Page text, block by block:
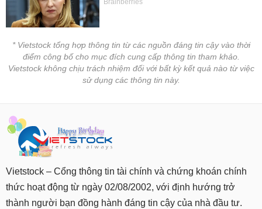
* Vietstock tổng hợp thông tin từ các nguồn đáng tin cậy vào thời
điểm công bố cho mục đích cung cấp thông tin tham khảo.
Vietstock không chịu trách nhiệm đối với bất kỳ kết quả nào từ việc
sử dụng các thông tin này.
Vietstock – Cổng thông tin tài chính và chứng khoán chính
thức hoạt động từ ngày 02/08/2002, với định hướng trở
thành người bạn đồng hành đáng tin cậy của nhà đầu tư.